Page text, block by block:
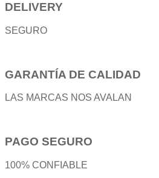
DELIVERY
SEGURO
GARANTÍA DE CALIDAD
LAS MARCAS NOS AVALAN
PAGO SEGURO
100% CONFIABLE